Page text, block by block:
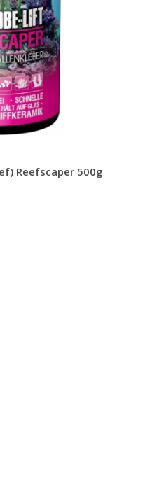
Reefscaper 500g